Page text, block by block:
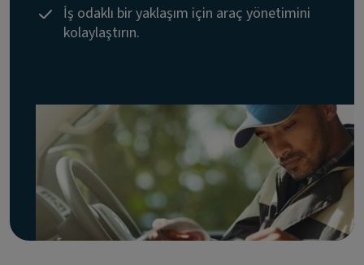
İş odaklı bir yaklaşım için araç yönetimini
kolaylaştırın.